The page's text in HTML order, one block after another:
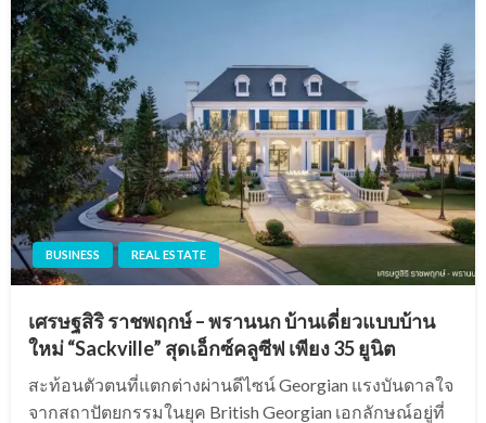
BUSINESS REAL ESTATE
เศรษฐสิริ ราชพฤกษ์ – พรานนก บ้านเดี่ยวแบบบ้าน
ใหม่ “Sackville” สุดเอ็กซ์คลูซีฟ เพียง 35 ยูนิต
สะท้อนตัวตนที่แตกต่างผ่านดีไซน์ Georgian แรงบันดาลใจ
จากสถาปัตยกรรมในยุค British Georgian เอกลักษณ์อยู่ที่